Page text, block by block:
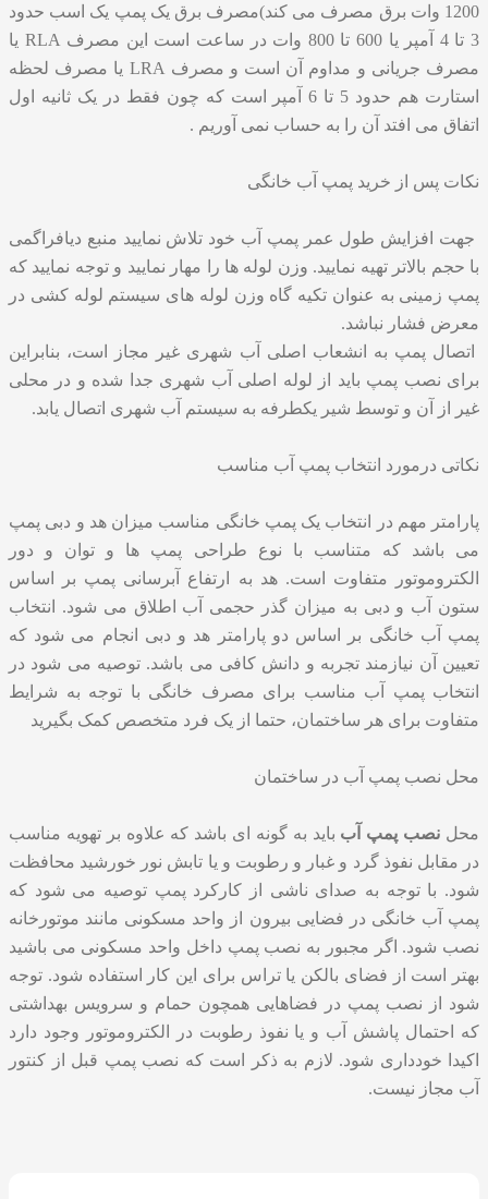
1200 وات برق مصرف می کند)مصرف برق یک پمپ یک اسب حدود
3 تا 4 آمپر یا 600 تا 800 وات در ساعت است این مصرف RLA یا
مصرف جریانی و مداوم آن است و مصرف LRA یا مصرف لحظه
استارت هم حدود 5 تا 6 آمپر است که چون فقط در یک ثانیه اول
اتفاق می افتد آن را به حساب نمی آوریم .
نکات پس از خرید پمپ آب خانگی
جهت افزایش طول عمر پمپ آب خود تلاش نمایید منبع دیافراگمی
با حجم بالاتر تهیه نمایید. وزن لوله ها را مهار نمایید و توجه نمایید که
پمپ زمینی به عنوان تکیه گاه وزن لوله های سیستم لوله کشی در
معرض فشار نباشد.
اتصال پمپ به انشعاب اصلی آب شهری غیر مجاز است، بنابراین
برای نصب پمپ باید از لوله اصلی آب شهری جدا شده و در محلی
غیر از آن و توسط شیر یکطرفه به سیستم آب شهری اتصال یابد.
نکاتی درمورد انتخاب پمپ آب مناسب
پارامتر مهم در انتخاب یک پمپ خانگی مناسب میزان هد و دبی پمپ
می باشد که متناسب با نوع طراحی پمپ ها و توان و دور
الکتروموتور متفاوت است. هد به ارتفاع آبرسانی پمپ بر اساس
ستون آب و دبی به میزان گذر حجمی آب اطلاق می شود. انتخاب
پمپ آب خانگی بر اساس دو پارامتر هد و دبی انجام می شود که
تعیین آن نیازمند تجربه و دانش کافی می باشد. توصیه می شود در
انتخاب پمپ آب مناسب برای مصرف خانگی با توجه به شرایط
متفاوت برای هر ساختمان، حتما از یک فرد متخصص کمک بگیرید
محل نصب پمپ آب در ساختمان
محل نصب پمپ آب باید به گونه ای باشد که علاوه بر تهویه مناسب
در مقابل نفوذ گرد و غبار و رطوبت و یا تابش نور خورشید محافظت
شود. با توجه به صدای ناشی از کارکرد پمپ توصیه می شود که
پمپ آب خانگی در فضایی بیرون از واحد مسکونی مانند موتورخانه
نصب شود. اگر مجبور به نصب پمپ داخل واحد مسکونی می باشید
بهتر است از فضای بالکن یا تراس برای این کار استفاده شود. توجه
شود از نصب پمپ در فضاهایی همچون حمام و سرویس بهداشتی
که احتمال پاشش آب و یا نفوذ رطوبت در الکتروموتور وجود دارد
اکیدا خودداری شود. لازم به ذکر است که نصب پمپ قبل از کنتور
آب مجاز نیست.